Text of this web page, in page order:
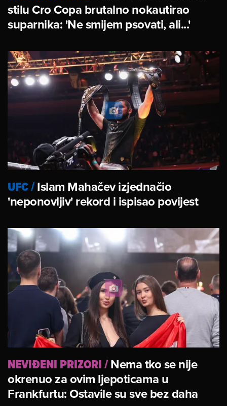
stilu Cro Copa brutalno nokautirao
suparnika: 'Ne smijem psovati, ali...'
UFC/Islam Mahačev izjednačio
'neponovljiv' rekord i ispisao povijest
NEVIĐENI PRIZORI/Nema tko se nije
okrenuo za ovim ljepoticama u
Frankfurtu: Ostavile su sve bez daha